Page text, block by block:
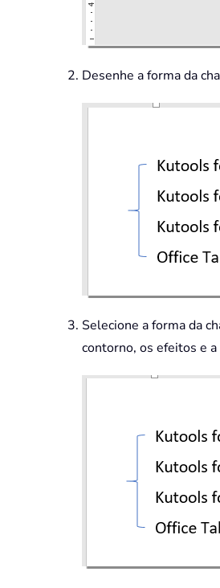
Desenhe a forma da
Selecione a forma da
contorno, os efeitos e a